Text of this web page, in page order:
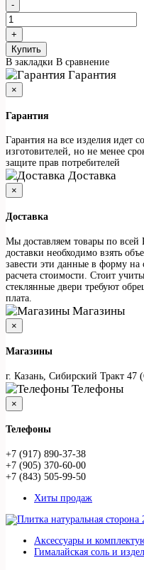
Купить
В закладки В сравнение
Гарантия
×
Гарантия
Гарантия на все изделия идет
изготовителей, но не менее
защите прав потребителей
Доставка
×
Доставка
Мы доставляем товары по всей
доставки необходимо взять
завести эти данные в форму
расчета стоимости. Стоит
стеклянные двери требуют
плата.
Магазины
×
Магазины
г. Казань, Сибирский Тракт 47
Телефоны
×
Телефоны
+7 (917) 890-37-38
+7 (905) 370-60-00
+7 (843) 505-99-50
Хиты продаж
Аксессуары и
Гималайская соль и